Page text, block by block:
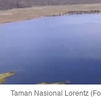
Taman Nasional Lorentz